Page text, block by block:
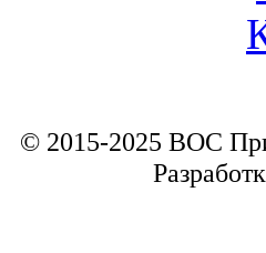
© 2015-2025 ВОС